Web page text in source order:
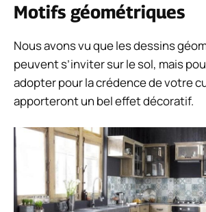
Motifs géométriques
Nous avons vu que les dessins
peuvent s’inviter sur le sol, mais
adopter pour la crédence de votre
apporteront un bel effet décoratif.